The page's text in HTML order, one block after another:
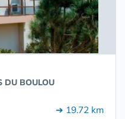
DU BOULOU
➔ 19.72 km